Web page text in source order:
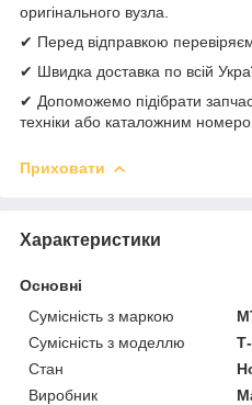
оригінального вузла.
✔ Перед відправкою
✔ Швидка доставка по всій
✔ Допоможемо підібрати
техніки або каталожним
Приховати
Характеристики
Основні
Сумісність з маркою
Сумісність з моделлю
Стан
Виробник